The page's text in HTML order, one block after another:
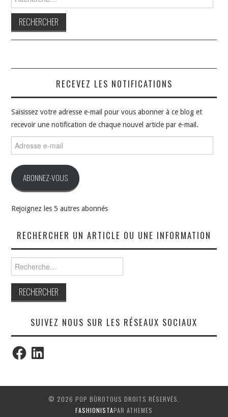
RECEVEZ LES NOTIFICATIONS
Saisissez votre adresse e-mail pour vous abonner à ce blog et
recevoir une notification de chaque nouvel article par e-mail.
e-
ABONNEZ-VOUS
Rejoignez les 5 autres abonnés
RECHERCHER UN ARTICLE OU UNE INFORMATION
SUIVEZ NOUS SUR LES RÉSEAUX SOCIAUX
FacebookLinkedIn
© 2026 POP BÜROTOUS DROITS RÉSERVÉS.
FASHIONISTAPAR ATHEMES